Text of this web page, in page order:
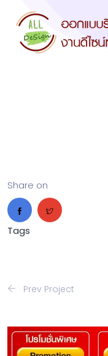
รับทำริช
Share on
Tags
Prev Project